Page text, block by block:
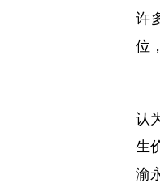
许
位
认
生
渝